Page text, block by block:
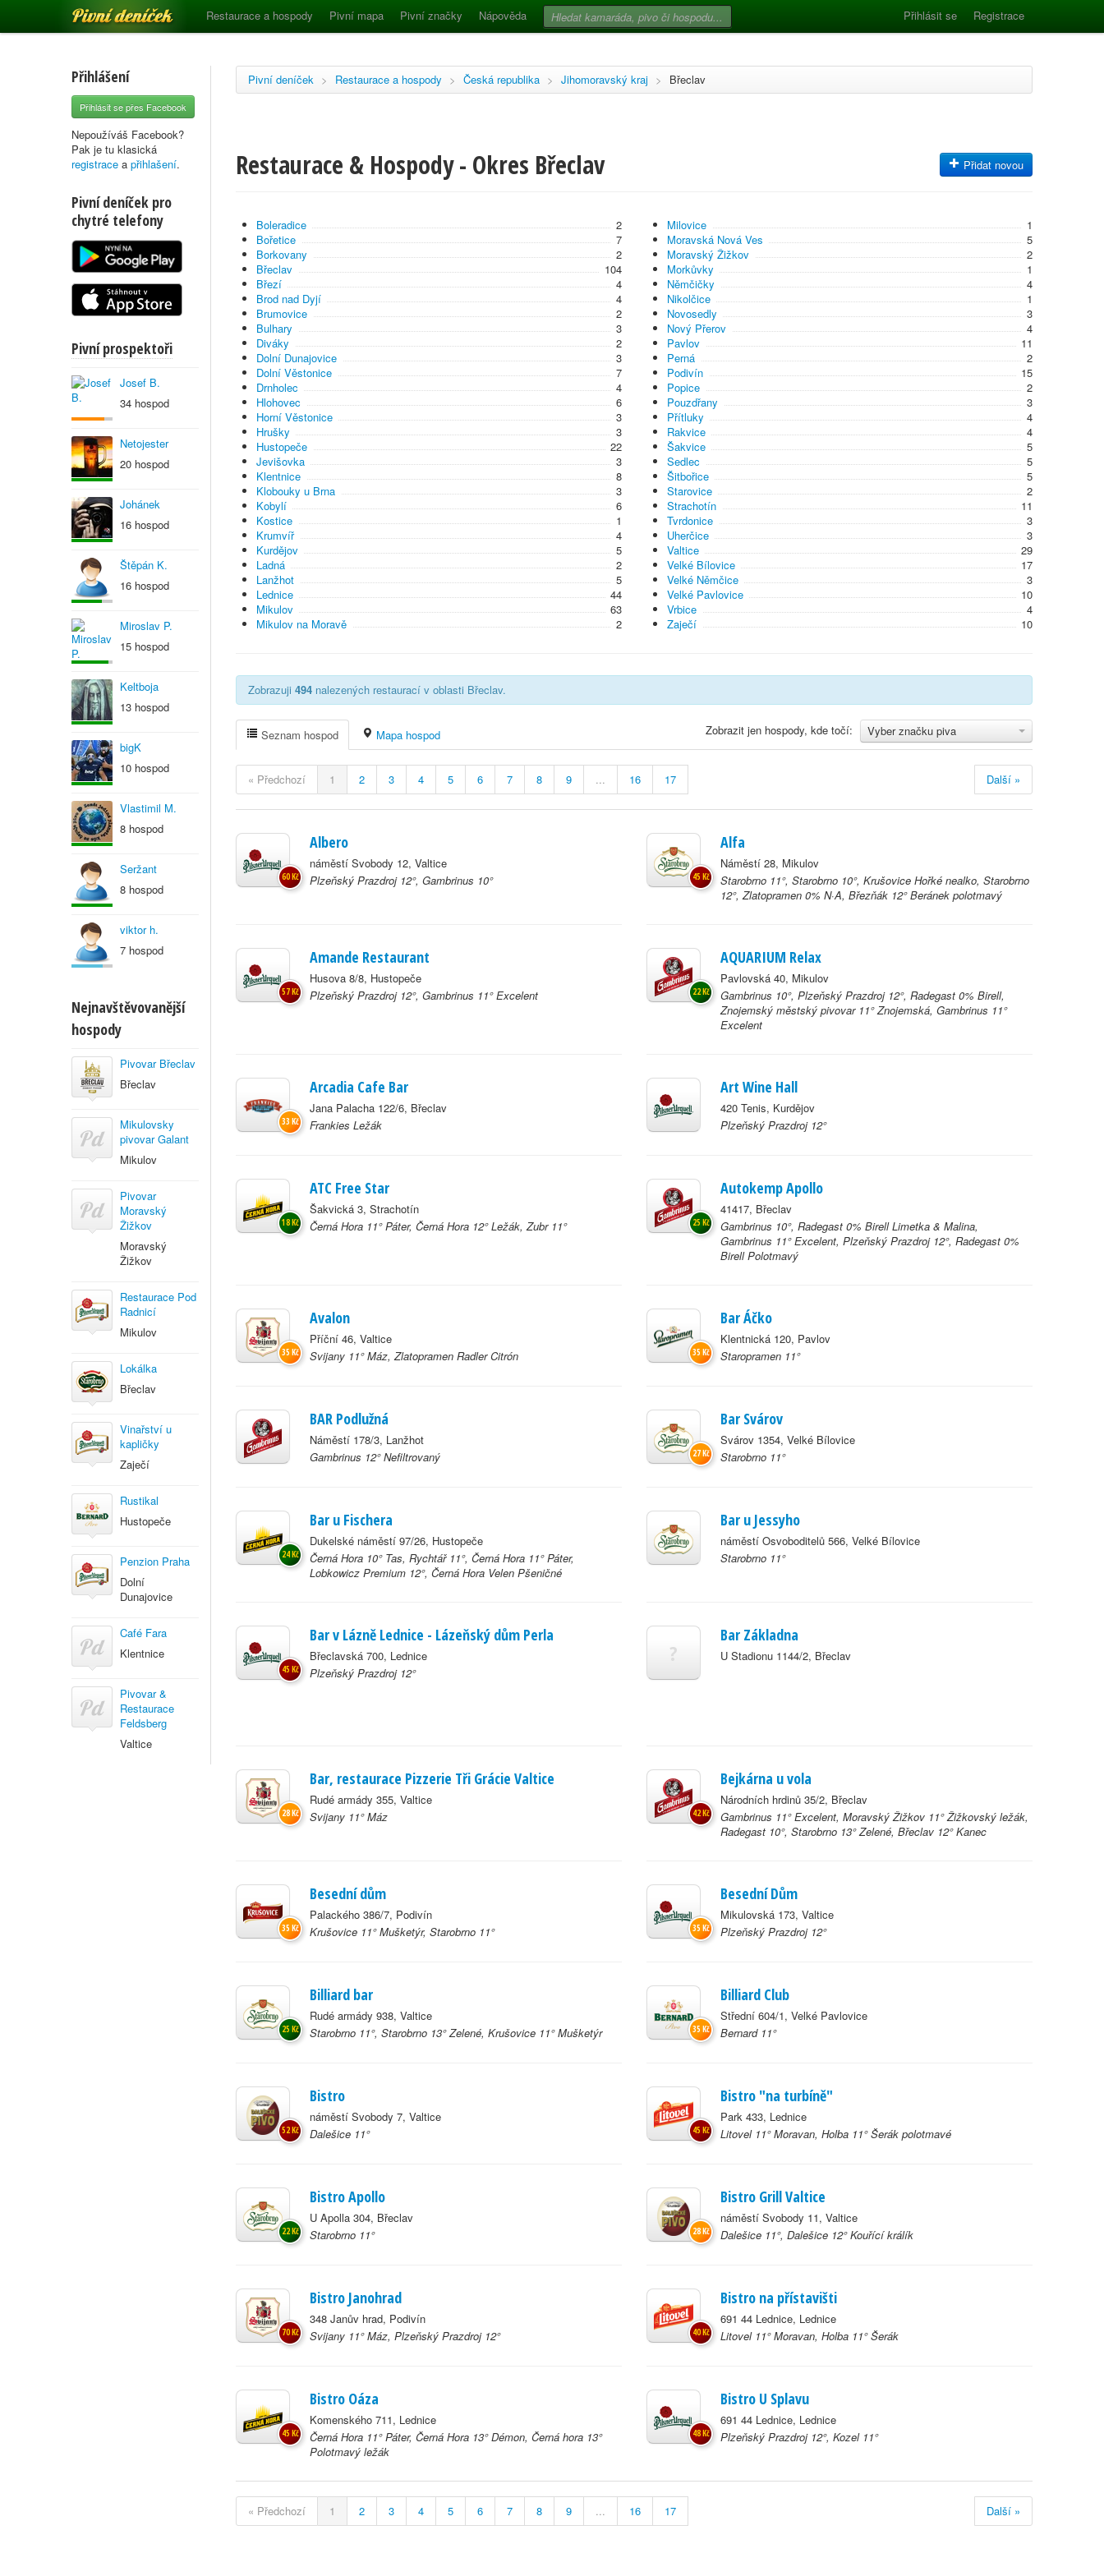
Pivní deníček Restaurace a hospody Pivní mapa Pivní značky Nápověda Přihlásit se Registrace
Přihlášení
Přihlásit se přes Facebook
Nepoužíváš Facebook?
Pak je tu klasická
registrace a přihlašení.
Pivní deníček pro
chytré telefony
Pivní prospektoři
Josef B.
34 hospod
Netojester
20 hospod
Johánek
16 hospod
Štěpán K.
16 hospod
Miroslav P.
15 hospod
Keltboja
13 hospod
bigK
10 hospod
Vlastimil M.
8 hospod
Seržant
8 hospod
viktor h.
7 hospod
Nejnavštěvovanější
hospody
Pivovar Břeclav
Břeclav
Mikulovsky
pivovar Galant
Mikulov
Pivovar
Moravský
Žižkov
Moravský
Žižkov
Restaurace Pod
Radnicí
Mikulov
Lokálka
Břeclav
Vinařství u
kapličky
Zaječí
Rustikal
Hustopeče
Penzion Praha
Dolní
Dunajovice
Café Fara
Klentnice
Pivovar &
Restaurace
Feldsberg
Valtice
Pivní deníček > Restaurace a hospody > Česká republika > Jihomoravský kraj > Břeclav
Restaurace & Hospody - Okres Břeclav Přidat novou
Boleradice
2
Bořetice
7
Borkovany
2
Břeclav
104
Březí
4
Brod nad Dyjí
4
Brumovice
2
Bulhary
3
Diváky
2
Dolní Dunajovice
3
Dolní Věstonice
7
Drnholec
4
Hlohovec
6
Horní Věstonice
3
Hrušky
3
Hustopeče
22
Jevišovka
3
Klentnice
8
Klobouky u Brna
3
Kobylí
6
Kostice
1
Krumvíř
4
Kurdějov
5
Ladná
2
Lanžhot
5
Lednice
44
Mikulov
63
Mikulov na Moravě
2
Milovice
1
Moravská Nová Ves
5
Moravský Žižkov
2
Morkůvky
1
Němčičky
4
Nikolčice
1
Novosedly
3
Nový Přerov
4
Pavlov
11
Perná
2
Podivín
15
Popice
2
Pouzdřany
3
Přítluky
4
Rakvice
4
Šakvice
5
Sedlec
5
Šitbořice
5
Starovice
2
Strachotín
11
Tvrdonice
3
Uherčice
3
Valtice
29
Velké Bílovice
17
Velké Němčice
3
Velké Pavlovice
10
Vrbice
4
Zaječí
10
Zobrazuji 494 nalezených restaurací v oblasti Břeclav.
Vyber značku piva
Zobrazit jen hospody, kde točí:
Seznam hospod Mapa hospod
« Předchozí 1 2 3 4 5 6 7 8 9 ... 16 17 Další »
Albero
náměstí Svobody 12, Valtice
Plzeňský Prazdroj 12°, Gambrinus 10°
60 Kč
Alfa
Náměstí 28, Mikulov
Starobrno 11°, Starobrno 10°, Krušovice Hořké nealko, Starobrno
12°, Zlatopramen 0% N·A, Březňák 12° Beránek polotmavý
45 Kč
Amande Restaurant
Husova 8/8, Hustopeče
Plzeňský Prazdroj 12°, Gambrinus 11° Excelent
57 Kč
AQUARIUM Relax
Pavlovská 40, Mikulov
Gambrinus 10°, Plzeňský Prazdroj 12°, Radegast 0% Birell,
Znojemský městský pivovar 11° Znojemská, Gambrinus 11°
Excelent
22 Kč
Arcadia Cafe Bar
Jana Palacha 122/6, Břeclav
Frankies Ležák
33 Kč
Art Wine Hall
420 Tenis, Kurdějov
Plzeňský Prazdroj 12°
ATC Free Star
Šakvická 3, Strachotín
Černá Hora 11° Páter, Černá Hora 12° Ležák, Zubr 11°
18 Kč
Autokemp Apollo
41417, Břeclav
Gambrinus 10°, Radegast 0% Birell Limetka & Malina,
Gambrinus 11° Excelent, Plzeňský Prazdroj 12°, Radegast 0%
Birell Polotmavý
25 Kč
Avalon
Příční 46, Valtice
Svijany 11° Máz, Zlatopramen Radler Citrón
35 Kč
Bar Áčko
Klentnická 120, Pavlov
Staropramen 11°
35 Kč
BAR Podlužná
Náměstí 178/3, Lanžhot
Gambrinus 12° Nefiltrovaný
Bar Svárov
Svárov 1354, Velké Bílovice
Starobrno 11°
27 Kč
Bar u Fischera
Dukelské náměstí 97/26, Hustopeče
Černá Hora 10° Tas, Rychtář 11°, Černá Hora 11° Páter,
Lobkowicz Premium 12°, Černá Hora Velen Pšeničné
24 Kč
Bar u Jessyho
náměstí Osvoboditelů 566, Velké Bílovice
Starobrno 11°
Bar v Lázně Lednice - Lázeňský dům Perla
Břeclavská 700, Lednice
Plzeňský Prazdroj 12°
45 Kč
Bar Základna
U Stadionu 1144/2, Břeclav
?
Bar, restaurace Pizzerie Tři Grácie Valtice
Rudé armády 355, Valtice
Svijany 11° Máz
28 Kč
Bejkárna u vola
Národních hrdinů 35/2, Břeclav
Gambrinus 11° Excelent, Moravský Žižkov 11° Žižkovský ležák,
Radegast 10°, Starobrno 13° Zelené, Břeclav 12° Kanec
42 Kč
Besední dům
Palackého 386/7, Podivín
Krušovice 11° Mušketýr, Starobrno 11°
35 Kč
Besední Dům
Mikulovská 173, Valtice
Plzeňský Prazdroj 12°
35 Kč
Billiard bar
Rudé armády 938, Valtice
Starobrno 11°, Starobrno 13° Zelené, Krušovice 11° Mušketýr
25 Kč
Billiard Club
Střední 604/1, Velké Pavlovice
Bernard 11°
35 Kč
Bistro
náměstí Svobody 7, Valtice
Dalešice 11°
52 Kč
Bistro "na turbíně"
Park 433, Lednice
Litovel 11° Moravan, Holba 11° Šerák polotmavé
45 Kč
Bistro Apollo
U Apolla 304, Břeclav
Starobrno 11°
22 Kč
Bistro Grill Valtice
náměstí Svobody 11, Valtice
Dalešice 11°, Dalešice 12° Kouřící králík
28 Kč
Bistro Janohrad
348 Janův hrad, Podivín
Svijany 11° Máz, Plzeňský Prazdroj 12°
70 Kč
Bistro na přístavišti
691 44 Lednice, Lednice
Litovel 11° Moravan, Holba 11° Šerák
40 Kč
Bistro Oáza
Komenského 711, Lednice
Černá Hora 11° Páter, Černá Hora 13° Démon, Černá hora 13°
Polotmavý ležák
45 Kč
Bistro U Splavu
691 44 Lednice, Lednice
Plzeňský Prazdroj 12°, Kozel 11°
48 Kč
« Předchozí 1 2 3 4 5 6 7 8 9 ... 16 17 Další »